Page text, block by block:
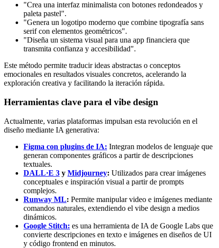
"Crea una interfaz minimalista con botones redondeados y
paleta pastel".
"Genera un logotipo moderno que combine tipografía sans
serif con elementos geométricos".
"Diseña un sistema visual para una app financiera que
transmita confianza y accesibilidad".
Este método permite traducir ideas abstractas o conceptos
emocionales en resultados visuales concretos, acelerando la
exploración creativa y facilitando la iteración rápida.
Herramientas clave para el vibe design
Actualmente, varias plataformas impulsan esta revolución en el
diseño mediante IA generativa:
Figma con plugins de IA: Integran modelos de lenguaje que
generan componentes gráficos a partir de descripciones
textuales.
DALL·E 3 y Midjourney: Utilizados para crear imágenes
conceptuales e inspiración visual a partir de prompts
complejos.
Runway ML: Permite manipular video e imágenes mediante
comandos naturales, extendiendo el vibe design a medios
dinámicos.
Google Stitch: es una herramienta de IA de Google Labs que
convierte descripciones en texto e imágenes en diseños de UI
y código frontend en minutos.